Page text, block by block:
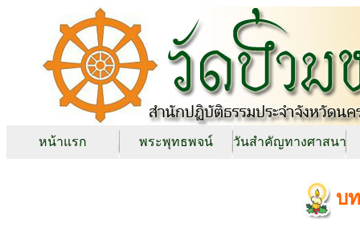
หน้าแรก พระพุทธพจน์ วันสำคัญทางศาสนา
บ